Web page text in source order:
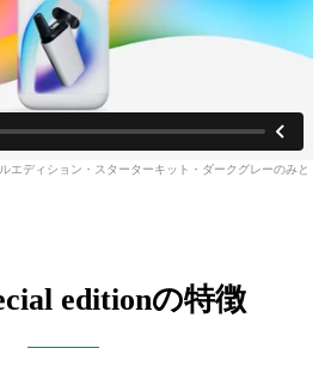
エディション・スターターキット・ダークグレーのみと
editionの特徴